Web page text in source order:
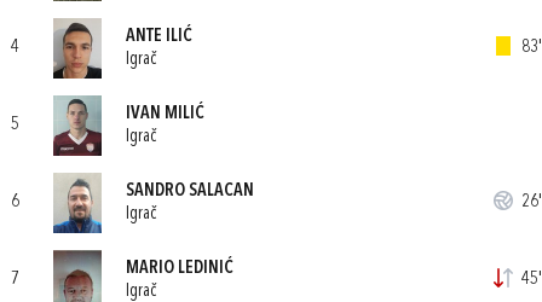
4
ANTE ILIĆ
Igrač
83'
5
IVAN MILIĆ
Igrač
6
SANDRO SALACAN
Igrač
26'
7
MARIO LEDINIĆ
Igrač
45'